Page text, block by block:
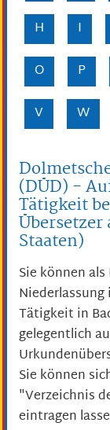
H
I
O
P
V
W
(DÜD) -
Tätigkeit
Staaten)
Sie können
Niederlassung
Tätigkeit in
gelegentlich
Sie können
"Verzeichnis
eintragen